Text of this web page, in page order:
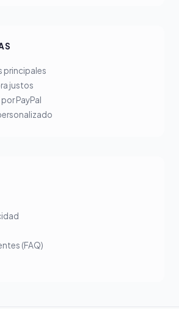
principales
justos
PayPal
(FAQ)